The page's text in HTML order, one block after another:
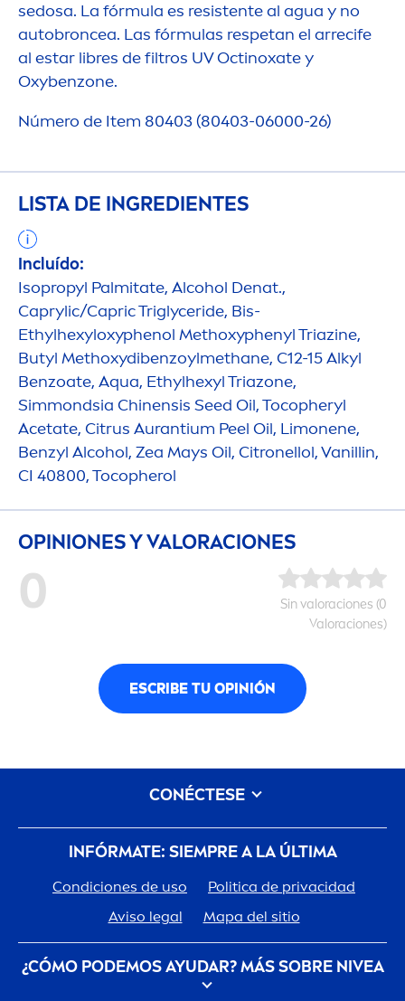
sedosa. La fórmula es resistente al agua y no
autobroncea. Las fórmulas respetan el arrecife
al estar libres de filtros UV Octinoxate y
Oxybenzone.
Número de Item 80403 (80403-06000-26)
LISTA DE INGREDIENTES
Incluído:
Isopropyl Palmitate, Alcohol Denat.,
Caprylic/Capric Triglyceride, Bis-
Ethylhexyloxyphenol Methoxyphenyl Triazine,
Butyl Methoxydibenzoylmethane, C12-15 Alkyl
Benzoate, Aqua, Ethylhexyl Triazone,
Simmondsia Chinensis Seed Oil, Tocopheryl
Acetate, Citrus Aurantium Peel Oil, Limonene,
Benzyl Alcohol, Zea Mays Oil, Citronellol, Vanillin,
CI 40800, Tocopherol
OPINIONES Y VALORACIONES
0
Sin valoraciones (0
Valoraciones)
ESCRIBE TU OPINIÓN
INFÓRMATE: SIEMPRE A LA ÚLTIMA
Condiciones de uso
Politica de privacidad
Aviso legal
Mapa del sitio
¿CÓMO PODEMOS AYUDAR? MÁS SOBRE NIVEA
CONÉCTESE